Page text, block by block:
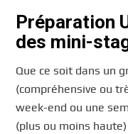
Préparation
des mini-
Que ce soit dans un
(compréhensive ou
week-end ou une
(plus ou moins